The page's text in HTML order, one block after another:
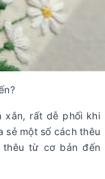
xắn, rất dễ phối khi
sẻ một số cách thêu
từ cơ bản đến